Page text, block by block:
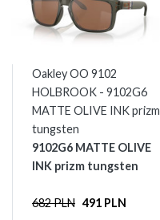
Oakley OO 9102
HOLBROOK - 9102G6
MATTE OLIVE INK prizm
tungsten
9102G6 MATTE OLIVE
INK prizm tungsten
682 PLN 491 PLN